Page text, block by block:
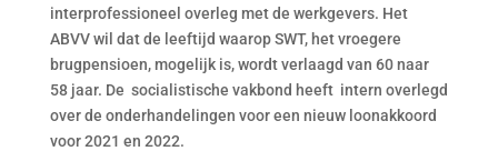
interprofessioneel overleg met de werkgevers. Het
ABVV wil dat de leeftijd waarop SWT, het vroegere
brugpensioen, mogelijk is, wordt verlaagd van 60 naar
58 jaar. De socialistische vakbond heeft intern overlegd
over de onderhandelingen voor een nieuw loonakkoord
voor 2021 en 2022.